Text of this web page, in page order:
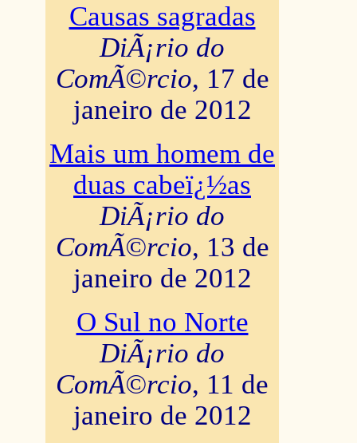
Causas sagradas
DiÃ¡rio do
ComÃ©rcio, 17 de
janeiro de 2012
Mais um homem de
duas cabeï¿½as
DiÃ¡rio do
ComÃ©rcio, 13 de
janeiro de 2012
O Sul no Norte
DiÃ¡rio do
ComÃ©rcio, 11 de
janeiro de 2012